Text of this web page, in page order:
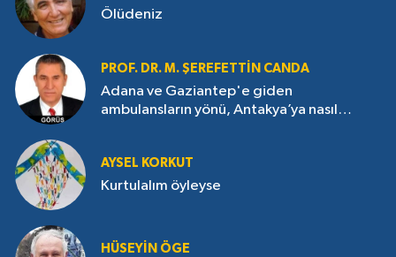
Ölüdeniz
PROF. DR. M. ŞEREFETTIN CANDA
Adana ve Gaziantep'e giden
ambulansların yönü, Antakya’ya nasıl
AYSEL KORKUT
Kurtulalım öyleyse
HÜSEYIN ÖGE